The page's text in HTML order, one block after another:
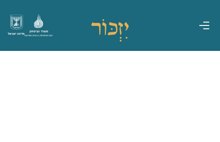
מדינת ישראל
משרד הביטחון
אגף משפחות, הנצחה ומורשת